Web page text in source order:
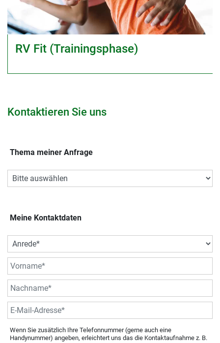
RV Fit (Trainingsphase)
Kontaktieren Sie uns
Thema meiner Anfrage
Meine Kontaktdaten
Wenn Sie zusätzlich Ihre Telefonnummer (gerne auch eine
Handynummer) angeben, erleichtert uns das die Kontaktaufnahme z. B.